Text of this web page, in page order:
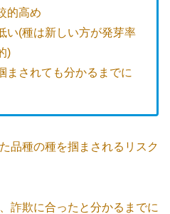
的高め
い(種は新しい方が発芽率
)
まされても分かるまでに
品種の種を掴まされるリスク
詐欺に合ったと分かるまでに